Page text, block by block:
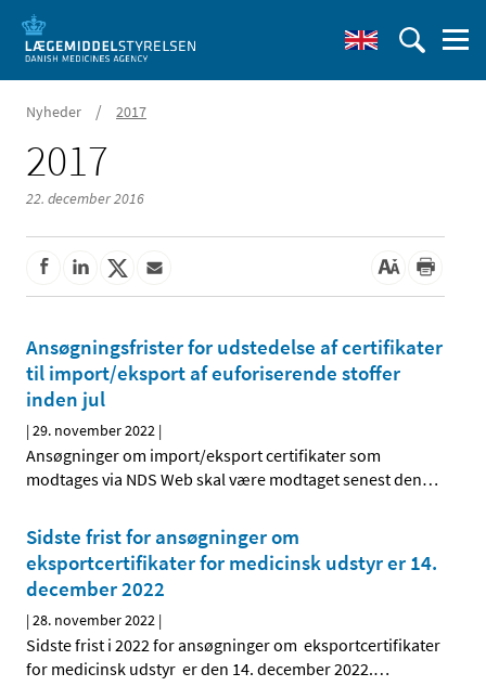
Nyheder / 2017
2017
22. december 2016
Ansøgningsfrister for udstedelse af certifikater
til import/eksport af euforiserende stoffer
inden jul
|29. november 2022 |
Ansøgninger om import/eksport certifikater som
modtages via NDS Web skal være modtaget senest den…
Sidste frist for ansøgninger om
eksportcertifikater for medicinsk udstyr er 14.
december 2022
|28. november 2022 |
Sidste frist i 2022 for ansøgninger om eksportcertifikater
for medicinsk udstyr er den 14. december 2022.…